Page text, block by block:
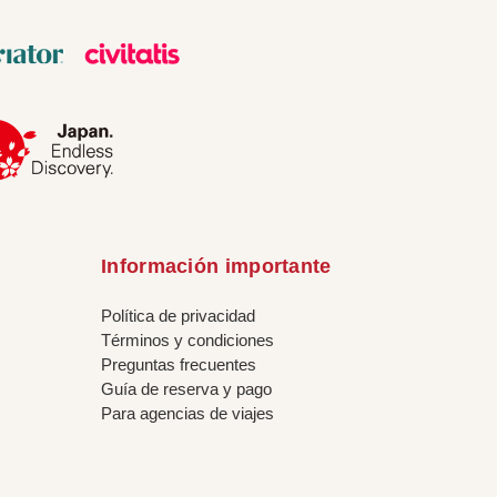
Información importante
Política de privacidad
Términos y condiciones
Preguntas frecuentes
Guía de reserva y pago
Para agencias de viajes